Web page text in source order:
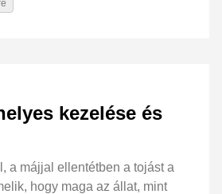
kezelése és
a májjal ellentétben a tojást a
hogy maga az állat, mint